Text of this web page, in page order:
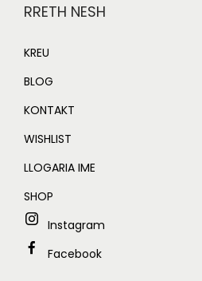
RRETH NESH
KREU
BLOG
KONTAKT
WISHLIST
LLOGARIA IME
SHOP
Instagram
Facebook